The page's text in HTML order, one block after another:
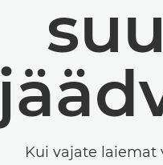
Kui vajate laiemat